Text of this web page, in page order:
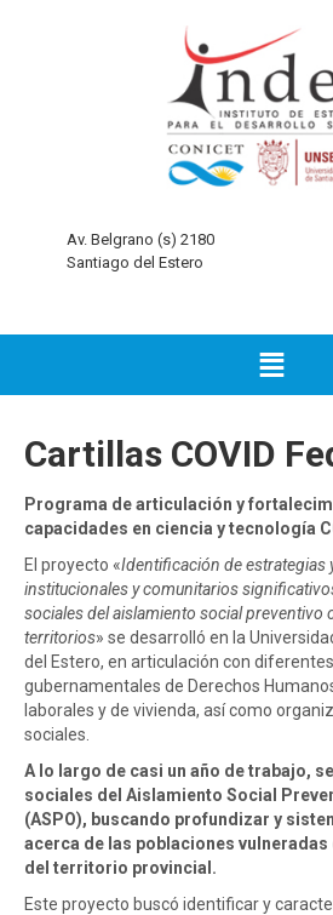
Av. Belgrano (s) 2180
Santiago del Estero
Cartillas COVID
Programa de articulación y
capacidades en ciencia y tecnología
El proyecto «Identificación de estrategias
institucionales y comunitarios
sociales del aislamiento social preventivo
territorios» se desarrolló en la
del Estero, en articulación con
gubernamentales de Derechos
laborales y de vivienda, así como
sociales.
A lo largo de casi un año de trabajo,
sociales del Aislamiento Social
(ASPO), buscando profundizar y
acerca de las poblaciones
del territorio provincial.
Este proyecto buscó identificar y